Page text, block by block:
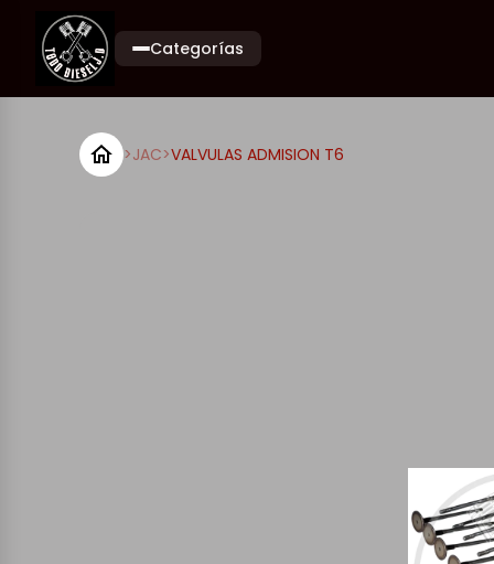
Categorías
>JAC>VALVULAS ADMISION T6